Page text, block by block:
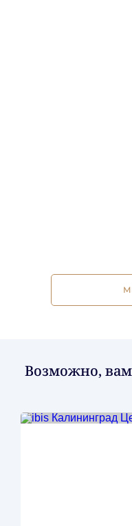
Возможно,